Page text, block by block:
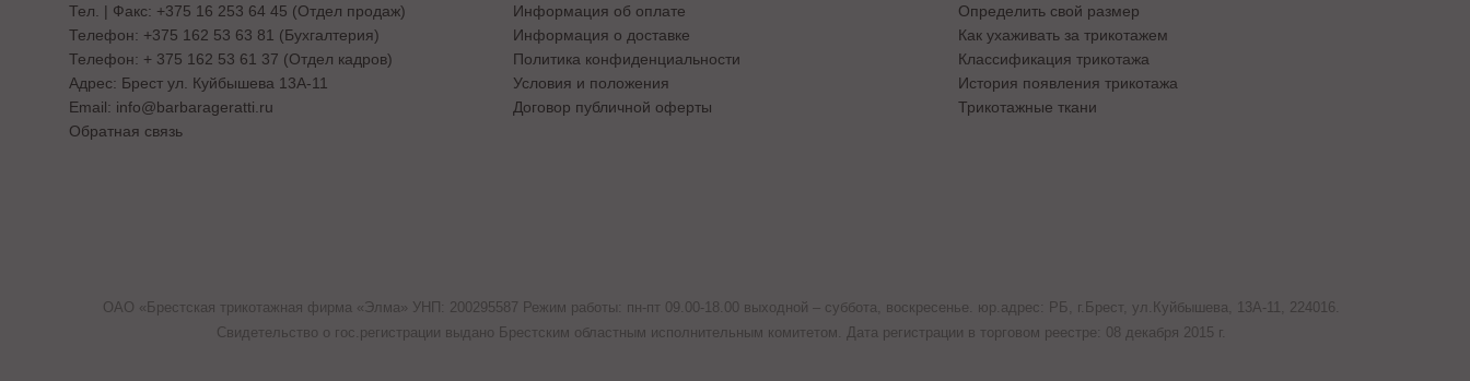
Тел. | Факс: +375 16 253 64 45 (Отдел продаж)
Телефон: +375 162 53 63 81 (Бухгалтерия)
Телефон: + 375 162 53 61 37 (Отдел кадров)
Адрес: Брест ул. Куйбышева 13A-11
Email: info@barbarageratti.ru
Обратная связь
Информация об оплате
Информация о доставке
Политика конфиденциальности
Условия и положения
Договор публичной оферты
Определить свой размер
Как ухаживать за трикотажем
Классификация трикотажа
История появления трикотажа
Трикотажные ткани
ОАО «Брестская трикотажная фирма «Элма» УНП: 200295587 Режим работы: пн-пт 09.00-18.00 выходной – суббота, воскресенье. юр.адрес: РБ, г.Брест, ул.Куйбышева, 13A-11, 224016.
Свидетельство о гос.регистрации выдано Брестским областным исполнительным комитетом. Дата регистрации в торговом реестре: 08 декабря 2015 г.